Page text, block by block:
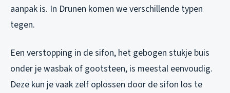
aanpak is. In Drunen komen we verschillende typen
tegen.
Een verstopping in de sifon, het gebogen stukje buis
onder je wasbak of gootsteen, is meestal eenvoudig.
Deze kun je vaak zelf oplossen door de sifon los te